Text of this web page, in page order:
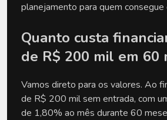
planejamento para quem consegue
Quanto custa
de R$ 200 mil em 60
Vamos direto para os valores. Ao
de R$ 200 mil sem entrada, com
de 1,80% ao mês durante 60